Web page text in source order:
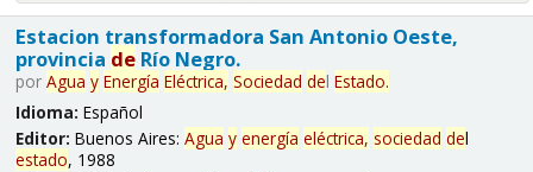
Estacion transformadora San Antonio Oeste,
provincia deRío Negro.
por Agua y Energía Eléctrica, Sociedad del Estado.
Idioma: Español
Editor: Buenos Aires: Agua y energía eléctrica, sociedad del
estado, 1988